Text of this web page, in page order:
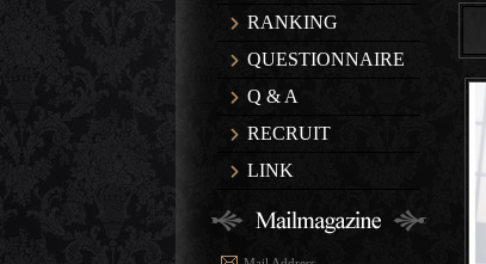
RANKING
QUESTIONNAIRE
Q & A
RECRUIT
LINK